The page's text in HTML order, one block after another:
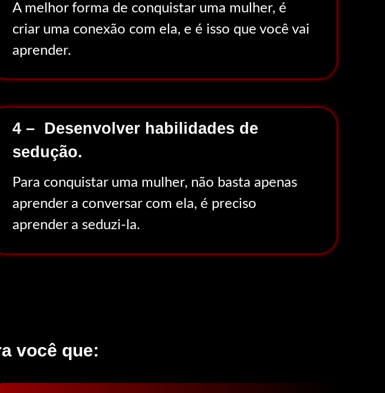
A melhor forma de conquistar uma mulher, é
criar uma conexão com ela, e é isso que você vai
aprender.
4 – Desenvolver habilidades de
sedução.
Para conquistar uma mulher, não basta apenas
aprender a conversar com ela, é preciso
aprender a seduzi-la.
você que: